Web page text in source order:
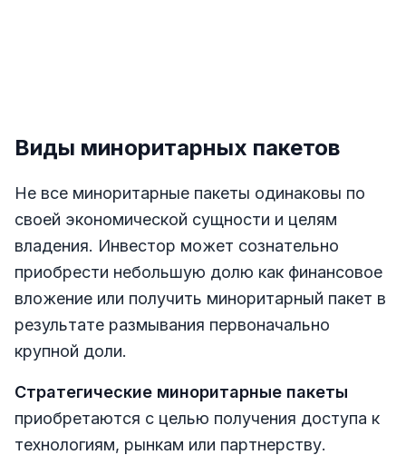
Виды миноритарных пакетов
Не все миноритарные пакеты одинаковы по
своей экономической сущности и целям
владения. Инвестор может сознательно
приобрести небольшую долю как финансовое
вложение или получить миноритарный пакет в
результате размывания первоначально
крупной доли.
Стратегические миноритарные пакеты
приобретаются с целью получения доступа к
технологиям, рынкам или партнерству.